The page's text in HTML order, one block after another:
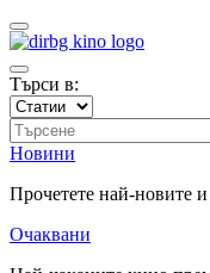
Търси в:
Новини
Прочетете най-новите
Очаквани